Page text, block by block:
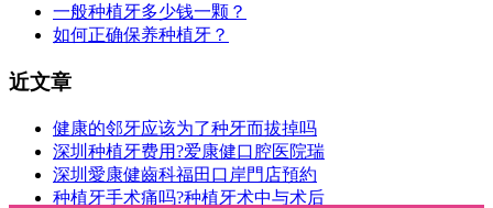
一般种植牙多少钱一颗？
如何正确保养种植牙？
近文章
健康的邻牙应该为了种牙而拔掉吗
深圳种植牙费用?爱康健口腔医院瑞
深圳愛康健齒科福田口岸門店預約
种植牙手术痛吗?种植牙术中与术后